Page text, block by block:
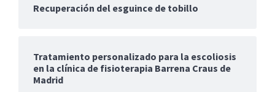
Recuperación del esguince de tobillo
Tratamiento personalizado para la escoliosis
en la clínica de fisioterapia Barrena Craus de
Madrid